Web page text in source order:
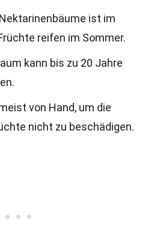
ist im
reifen im Sommer.
kann bis zu 20 Jahre
von Hand, um die
nicht zu beschädigen.